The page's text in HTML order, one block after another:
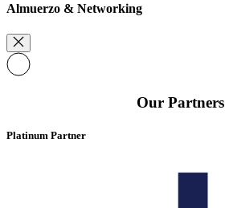
Almuerzo & Networking
Our Partners
Platinum Partner